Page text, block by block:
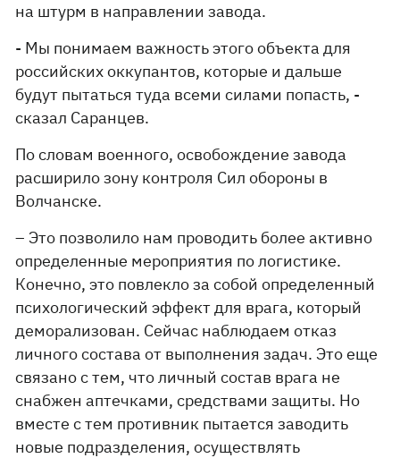
на штурм в направлении завода.
- Мы понимаем важность этого объекта для
российских оккупантов, которые и дальше
будут пытаться туда всеми силами попасть, -
сказал Саранцев.
По словам военного, освобождение завода
расширило зону контроля Сил обороны в
Волчанске.
– Это позволило нам проводить более активно
определенные мероприятия по логистике.
Конечно, это повлекло за собой определенный
психологический эффект для врага, который
деморализован. Сейчас наблюдаем отказ
личного состава от выполнения задач. Это еще
связано с тем, что личный состав врага не
снабжен аптечками, средствами защиты. Но
вместе с тем противник пытается заводить
новые подразделения, осуществлять